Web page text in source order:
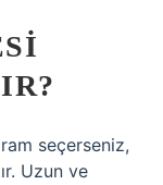
seçerseniz,
Uzun ve